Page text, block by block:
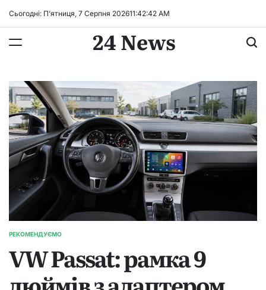
Сьогодні: П’ятниця, 7 Серпня 202611:42:43 AM
24 News
ОПУБЛІКУВАТИ
РЕКОМЕНДУЄМО
VW Passat: рамка 9